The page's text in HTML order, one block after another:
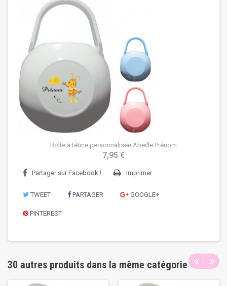
Boîte à tétine personnalisée Abeille Prénom
7,95 €
Partager sur Facebook ! Imprimer
TWEET PARTAGER GOOGLE+
PINTEREST
30 autres produits dans la même catégorie